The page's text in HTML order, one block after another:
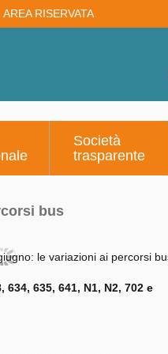
AREA RISERVATA
Società
trasparente
bus
634, 635, 641, N1, N2, 702 e